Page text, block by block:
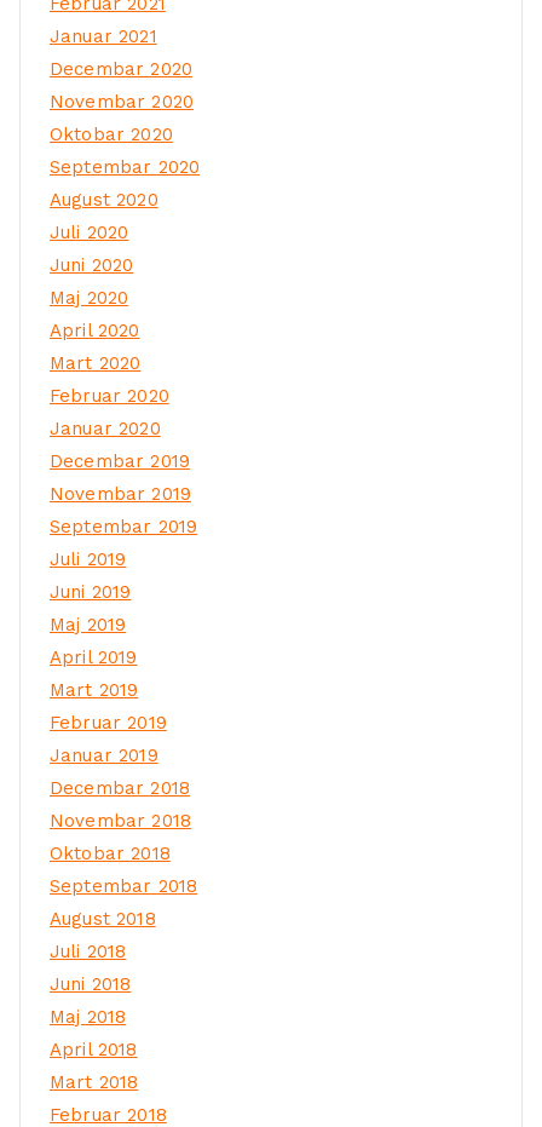
Januar 2021
Decembar 2020
Novembar 2020
Oktobar 2020
Septembar 2020
August 2020
Juli 2020
Juni 2020
Maj 2020
April 2020
Mart 2020
Februar 2020
Januar 2020
Decembar 2019
Novembar 2019
Septembar 2019
Juli 2019
Juni 2019
Maj 2019
April 2019
Mart 2019
Februar 2019
Januar 2019
Decembar 2018
Novembar 2018
Oktobar 2018
Septembar 2018
August 2018
Juli 2018
Juni 2018
Maj 2018
April 2018
Mart 2018
Februar 2018